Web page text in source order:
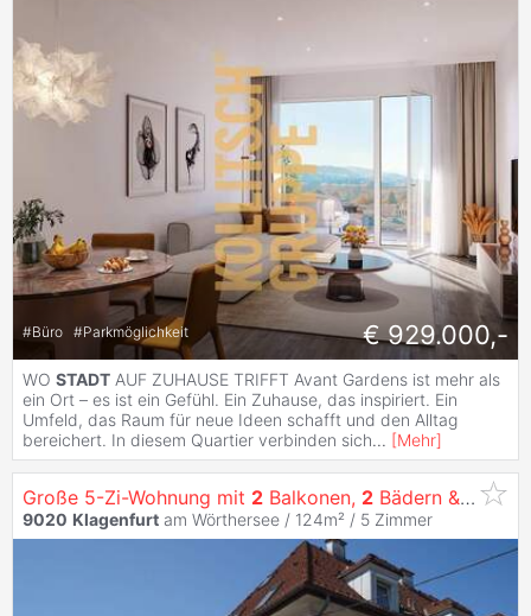
#Büro #Parkmöglichkeit € 929.000,-
WO STADT AUF ZUHAUSE TRIFFT Avant Gardens ist mehr als
ein Ort – es ist ein Gefühl. Ein Zuhause, das inspiriert. Ein
Umfeld, das Raum für neue Ideen schafft und den Alltag
bereichert. In diesem Quartier verbinden sich... [Mehr]
Große 5-Zi-Wohnung mit 2 Balkonen, 2 Bädern & Stellplatz in
9020 Klagenfurt am Wörthersee / 124m² / 5 Zimmer